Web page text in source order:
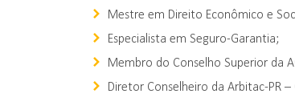
Mestre em Direito Econômico e
Especialista em Seguro-Garantia;
Membro do Conselho Superior da
Diretor Conselheiro da Arbitac-PR